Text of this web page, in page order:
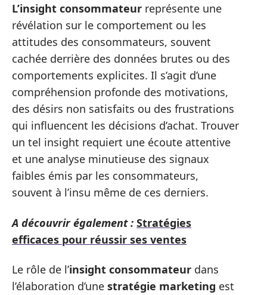
L’insight consommateur représente une
révélation sur le comportement ou les
attitudes des consommateurs, souvent
cachée derrière des données brutes ou des
comportements explicites. Il s’agit d’une
compréhension profonde des motivations,
des désirs non satisfaits ou des frustrations
qui influencent les décisions d’achat. Trouver
un tel insight requiert une écoute attentive
et une analyse minutieuse des signaux
faibles émis par les consommateurs,
souvent à l’insu même de ces derniers.
A découvrir également : Stratégies
efficaces pour réussir ses ventes
Le rôle de l’insight consommateur dans
l’élaboration d’une stratégie marketing est